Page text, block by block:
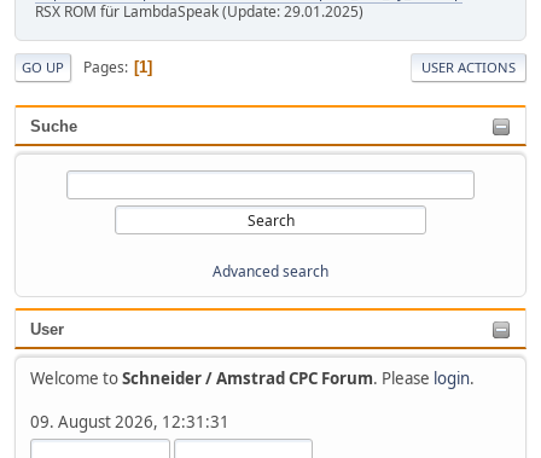
Suche
Advanced search
User
Welcome toSchneider / Amstrad CPC Forum. Please login.
09. August 2026, 12:31:31
RSX ROM für LambdaSpeak (Update: 29.01.2025)
GO UP Pages 1 USER ACTIONS